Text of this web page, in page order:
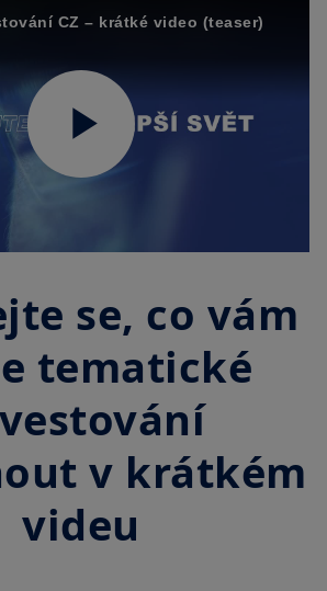
CZ – krátké video (teaser)
Play
se, co vám
tematické
v krátkém
videu